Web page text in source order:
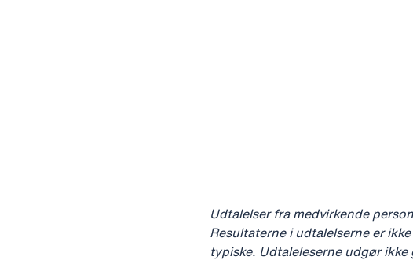
Udtalelser fra medvirkende
Resultaterne i udtalelserne er
typiske. Udtaleleserne udgør